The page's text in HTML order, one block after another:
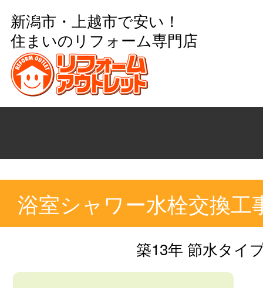
新潟市・上越市で安い！
住まいのリフォーム専門店
浴室シャワー水栓交換
築13年 節水タイ